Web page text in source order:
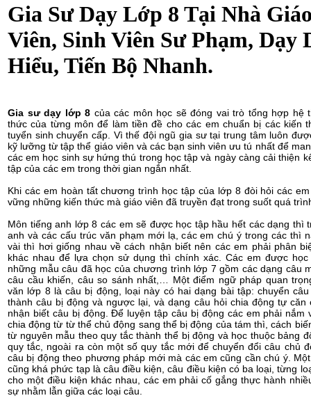
Gia Sư Dạy Lớp 8 Tại Nhà
Viên, Sinh Viên Sư Phạm, Dạy
Hiểu, Tiến Bộ Nhanh.
Gia sư dạy lớp 8 của các môn học sẽ đóng vai trò tổng hợp hệ
thức của từng môn để làm tiền đề cho các em chuẩn bị các kiến
tuyển sinh chuyển cấp. Vì thế đội ngũ gia sư tại trung tâm luôn
kỹ lưỡng từ tập thể giáo viên và các bạn sinh viên ưu tú nhất để
các em học sinh sự hứng thú trong học tập và ngày càng cải thiện
tập của các em trong thời gian ngắn nhất.
Khi các em hoàn tất chương trình học tập của lớp 8 đòi hỏi các
vững những kiến thức mà giáo viên đã truyền đạt trong suốt quá
Môn tiếng anh lớp 8 các em sẽ được học tập hầu hết các dạng thì
anh và các cấu trúc văn phạm mới lạ, các em chú ý trong các thì
vài thì hơi giống nhau về cách nhận biết nên các em phải phân
khác nhau để lựa chọn sử dụng thì chính xác. Các em được học
những mẫu câu đã học của chương trình lớp 7 gồm các dạng câu
câu cầu khiến, câu so sánh nhất,… Một điểm ngữ pháp quan
văn lớp 8 là câu bị động, loại này có hai dạng bài tập: chuyển
thành câu bị động và ngược lại, và dạng câu hỏi chia động tự căn
nhận biết câu bị động. Để luyện tập câu bị động các em phải nắm
chia động từ từ thể chủ động sang thể bị động của tám thì, cách
từ nguyên mẫu theo quy tắc thành thể bị động và học thuộc bảng
quy tắc, ngoài ra còn một số quy tắc mới để chuyển đổi câu chủ
câu bị động theo phương pháp mới mà các em cũng cần chú ý.
cũng khá phức tạp là câu điều kiện, câu điều kiện có ba loại, từng
cho một điều kiện khác nhau, các em phải cố gắng thực hành
sự nhằm lẫn giữa các loại câu.